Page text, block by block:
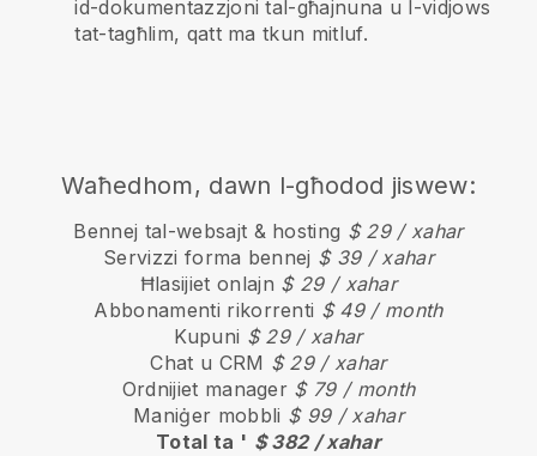
id-dokumentazzjoni tal-għajnuna u l-vidjows
tat-tagħlim, qatt ma tkun mitluf.
Waħedhom, dawn l-għodod jiswew:
Bennej tal-websajt & hosting $ 29 / xahar
Servizzi forma bennej $ 39 / xahar
Ħlasijiet onlajn $ 29 / xahar
Abbonamenti rikorrenti $ 49 / month
Kupuni $ 29 / xahar
Chat u CRM $ 29 / xahar
Ordnijiet manager $ 79 / month
Maniġer mobbli $ 99 / xahar
Total ta ' $ 382 / xahar